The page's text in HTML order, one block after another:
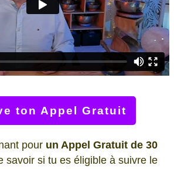
ton Appel Gratuit
pour un Appel Gratuit de 30
savoir si tu es éligible à suivre le